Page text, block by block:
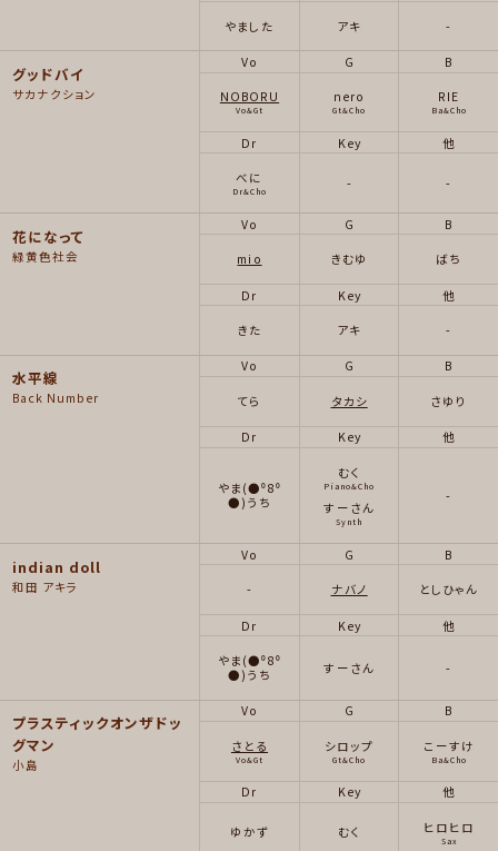
やました アキ -
グッドバイ
サカナクション
Vo
NOBORU
Vo&Gt
G
nero
Gt&Cho
B
RIE
Ba&Cho
Dr
べに
Dr&Cho
Key
-
他
-
花になって
緑黄色社会
Vo
mio
G
きむゆ
B
ばち
Dr
きた
Key
アキ
他
-
水平線
Back Number
Vo
てら
G
タカシ
B
さゆり
Dr
やま(●⁰8⁰
●)うち
Key
むく
Piano&Cho
すーさん
Synth
他
-
indian doll
和田 アキラ
Vo
-
G
ナバノ
B
としひゃん
Dr
やま(●⁰8⁰
●)うち
Key
すーさん
他
-
プラスティックオンザドッ
グマン
小島
Vo
さとる
Vo&Gt
G
シロップ
Gt&Cho
B
こーすけ
Ba&Cho
Dr
ゆかず
Key
むく
他
ヒロヒロ
Sax